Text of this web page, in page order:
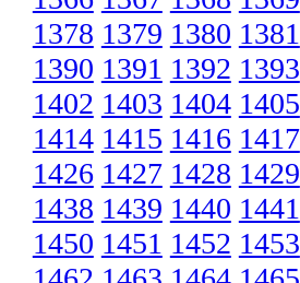
1378 1379 1380 1381
1390 1391 1392 1393
1402 1403 1404 1405
1414 1415 1416 1417
1426 1427 1428 1429
1438 1439 1440 1441
1450 1451 1452 1453